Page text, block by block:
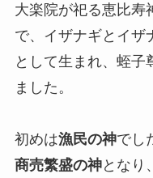
大楽院が祀る恵比寿
で、イザナギとイザ
として生まれ、蛭子
ました。
初めは漁民の神でし
商売繁盛の神となり